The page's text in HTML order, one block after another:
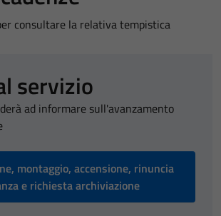
consultare la relativa tempistica
servizio
ad informare sull'avanzamento
montaggio, accensione, rinuncia
e richiesta archiviazione